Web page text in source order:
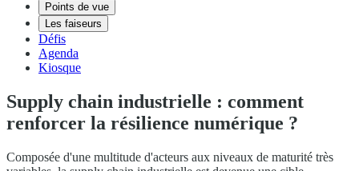
Points de vue
Les faiseurs
Défis
Agenda
Kiosque
Supply chain industrielle : comment
renforcer la résilience numérique ?
Composée d'une multitude d'acteurs aux niveaux de maturité très